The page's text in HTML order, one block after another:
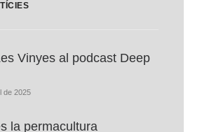
Vinyes al podcast Deep
de 2025
la permacultura